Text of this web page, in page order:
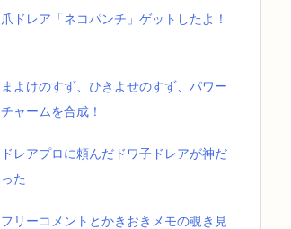
爪ドレア「ネコパンチ」ゲットしたよ！
まよけのすず、ひきよせのすず、パワー
チャームを合成！
ドレアプロに頼んだドワ子ドレアが神だ
った
フリーコメントとかきおきメモの覗き見